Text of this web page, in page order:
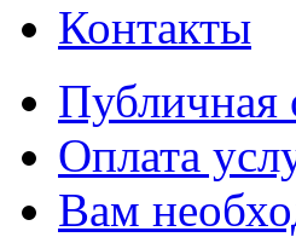
Контакты
Публичная
Оплата
Вам